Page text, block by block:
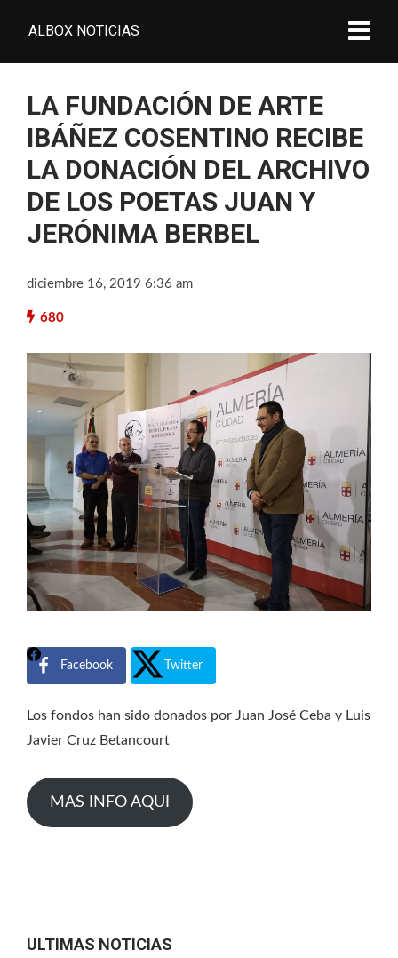
ALBOX NOTICIAS
LA FUNDACIÓN DE ARTE
IBÁÑEZ COSENTINO RECIBE
LA DONACIÓN DEL ARCHIVO
DE LOS POETAS JUAN Y
JERÓNIMA BERBEL
diciembre 16, 2019 6:36 am
680
Facebook Twitter
Los fondos han sido donados por Juan José Ceba y Luis
Javier Cruz Betancourt
MAS INFO AQUI
ULTIMAS NOTICIAS